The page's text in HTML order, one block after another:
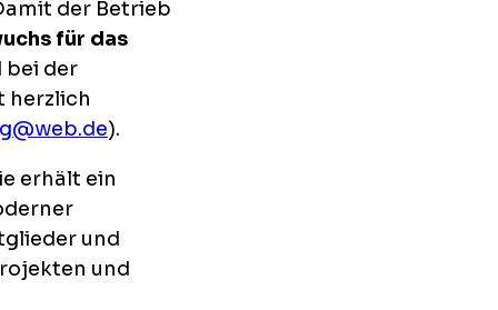
der Betrieb
für das
bei der
herzlich
).
erhält ein
und
und